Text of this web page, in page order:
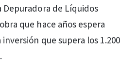
Depuradora de Líquidos
que hace años espera
que supera los 1.200